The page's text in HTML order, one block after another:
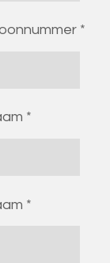
*
*
*